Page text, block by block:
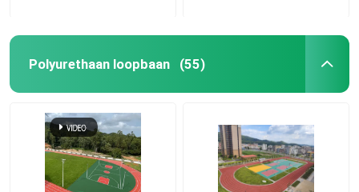
Polyurethaan loopbaan (55)